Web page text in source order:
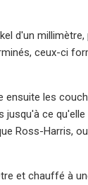
d'un
ceux-ci
les
ce
Ross-Harris,
et chauffé à